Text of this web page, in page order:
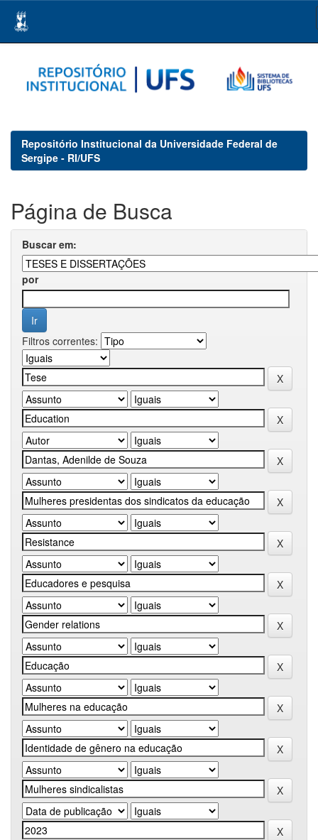
navigation
Repositório Institucional da Universidade Federal de
Sergipe - RI/UFS
Página de Busca
Buscar em:
por
Filtros correntes: